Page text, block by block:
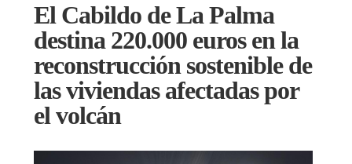
El Cabildo de La Palma
destina 220.000 euros en la
reconstrucción sostenible de
las viviendas afectadas por
el volcán